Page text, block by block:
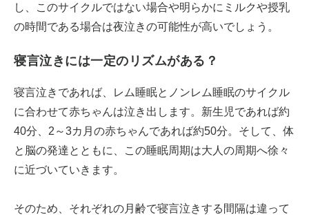
し、このサイクルではない場合や明らかにミルクや授乳
の時間である場合は夜泣きの可能性が高いでしょう。
寝言泣きには一定のリズムがある？
寝言泣きであれば、レム睡眠とノンレム睡眠のサイクル
に合わせて赤ちゃんは泣き出します。新生児であれば約
40分、2～3カ月の赤ちゃんであれば約50分。そして、体
と脳の発達とともに、この睡眠周期は大人の周期へ徐々
に近づいていきます。
そのため、それぞれの月齢で寝言泣きする間隔は違って